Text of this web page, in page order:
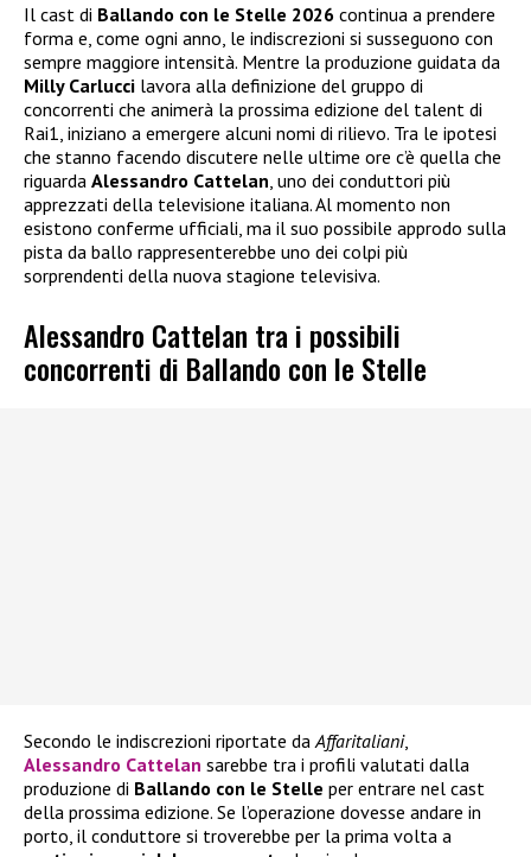
Il cast di Ballando con le Stelle 2026 continua a prendere
forma e, come ogni anno, le indiscrezioni si susseguono con
sempre maggiore intensità. Mentre la produzione guidata da
Milly Carlucci lavora alla definizione del gruppo di
concorrenti che animerà la prossima edizione del talent di
Rai1, iniziano a emergere alcuni nomi di rilievo. Tra le ipotesi
che stanno facendo discutere nelle ultime ore c’è quella che
riguarda Alessandro Cattelan , uno dei conduttori più
apprezzati della televisione italiana. Al momento non
esistono conferme ufficiali, ma il suo possibile approdo sulla
pista da ballo rappresenterebbe uno dei colpi più
sorprendenti della nuova stagione televisiva.
Alessandro Cattelan tra i possibili
concorrenti di Ballando con le Stelle
Secondo le indiscrezioni riportate daAffaritaliani,
Alessandro Cattelan sarebbe tra i profili valutati dalla
produzione di Ballando con le Stelle per entrare nel cast
della prossima edizione. Se l’operazione dovesse andare in
porto, il conduttore si troverebbe per la prima volta a